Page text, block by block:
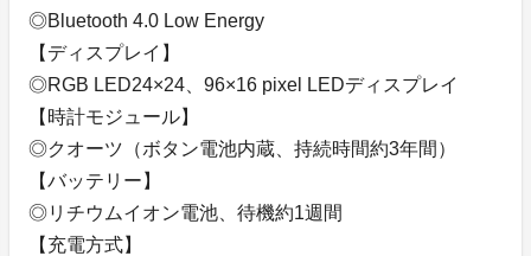
◎Bluetooth 4.0 Low Energy
【ディスプレイ】
◎RGB LED24×24、96×16 pixel LEDディスプレイ
【時計モジュール】
◎クオーツ（ボタン電池内蔵、持続時間約3年間）
【バッテリー】
◎リチウムイオン電池、待機約1週間
【充電方式】